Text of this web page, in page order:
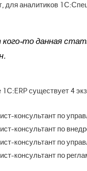
для аналитиков
то данная
1С:ERP существует 4
консультант по
консультант по
консультант по
консультант по